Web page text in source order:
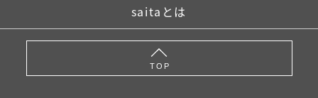
saitaとは
TOP